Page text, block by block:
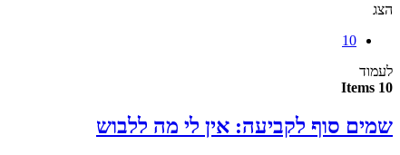
הצג
10
לעמוד
10 Items
שמים סוף לקביעה: אין לי מה ללבוש